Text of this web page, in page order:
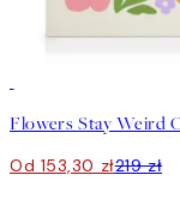
Od 153,30 zł219 zł